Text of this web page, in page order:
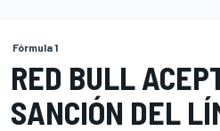
Fórmula 1
RED BULL
SANCIÓN DEL